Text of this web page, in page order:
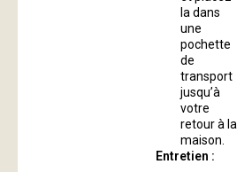
la dans
une
pochette
de
transport
jusqu’à
votre
retour à la
maison.
Entretien :